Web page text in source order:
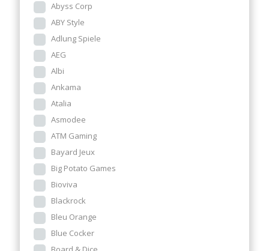
Abyss Corp
ABY Style
Adlung Spiele
AEG
Albi
Ankama
Atalia
Asmodee
ATM Gaming
Bayard Jeux
Big Potato Games
Bioviva
Blackrock
Bleu Orange
Blue Cocker